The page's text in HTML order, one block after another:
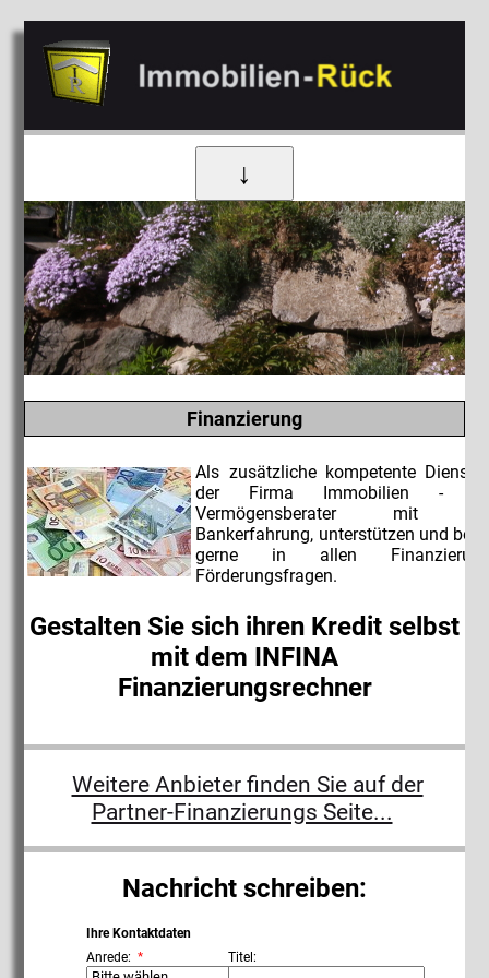
↓
Finanzierung
Als zusätzliche kompetente
der Firma Immobilien -
Vermögensberater mit
Bankerfahrung, unterstützen und
gerne in allen
Förderungsfragen.
Gestalten Sie sich ihren Kredit selbst
mit dem INFINA
Finanzierungsrechner
Weitere Anbieter finden Sie auf der
Partner-Finanzierungs Seite...
Nachricht schreiben:
Ihre Kontaktdaten
Anrede:
Titel: